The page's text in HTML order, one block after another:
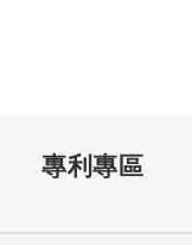
專利專區